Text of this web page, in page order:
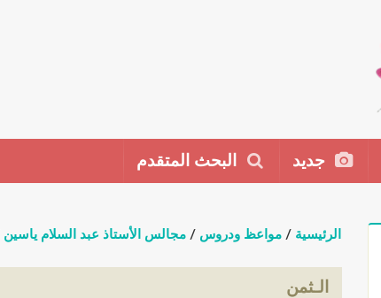
جديد البحث المتقدم
الرئيسية /مواعظ ودروس /مجالس الأستاذ عبد السلام ياسين
الـثمن